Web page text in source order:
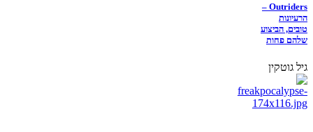
Outriders –
הרעיונות
טובים, הביצוע
שלהם פחות
גיל גוטקין